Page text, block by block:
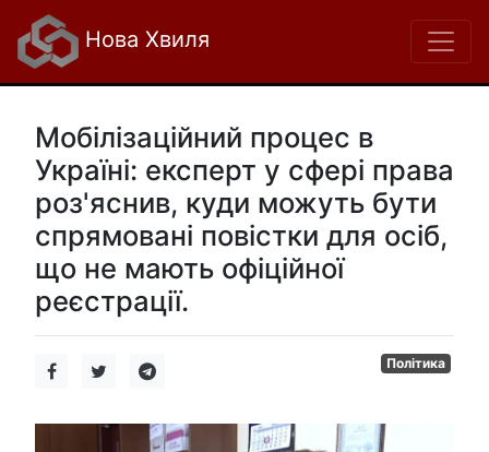
Нова Хвиля
Мобілізаційний процес в
Україні: експерт у сфері права
роз'яснив, куди можуть бути
спрямовані повістки для осіб,
що не мають офіційної
реєстрації.
Політика